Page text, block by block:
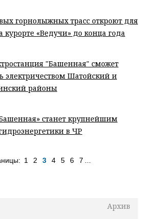
Архив
горнолыжных трасс откроют для
курорте «Ведучи» до конца года
"Башенная" сможет
электричеством Шатойский и
районы
станет крупнейшим
в ЧР
1 2 3 4 5 6 7 ...